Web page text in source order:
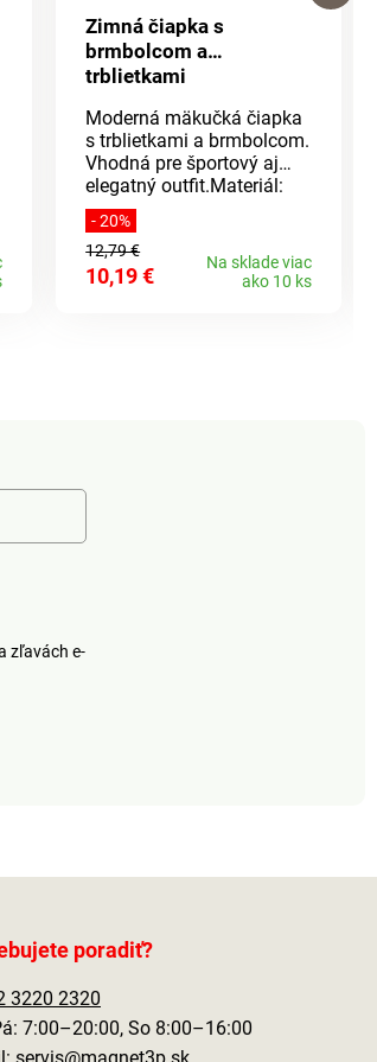
Zimná čiapka s
brmbolcom a
trblietkami
Moderná mäkučká čiapka
s trblietkami a brmbolcom.
Vhodná pre športový aj
elegatný outfit.Materiál:
100% akryl.
- 20%
12,79 €
10,19 €
Na sklade viac
ako 10 ks
zľavách e-
poradiť?
3220 2320
7:00–20:00, So 8:00–16:00